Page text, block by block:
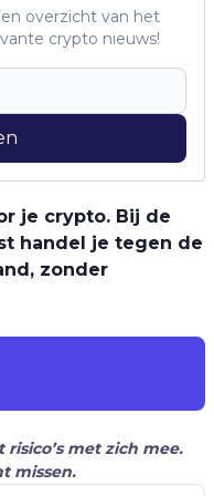
overzicht van het
crypto nieuws!
je crypto. Bij de
handel je tegen de
zonder
met zich mee.
missen.